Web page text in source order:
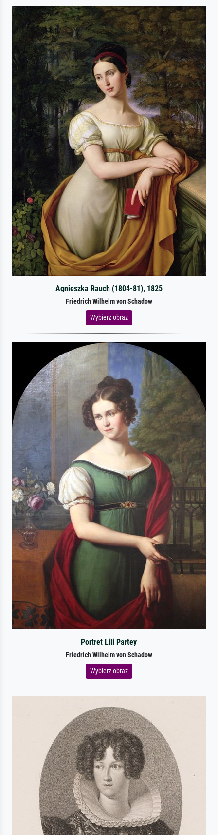
Agnieszka Rauch (1804-81), 1825
Friedrich Wilhelm von Schadow
Wybierz obraz
Portret Lili Partey
Friedrich Wilhelm von Schadow
Wybierz obraz